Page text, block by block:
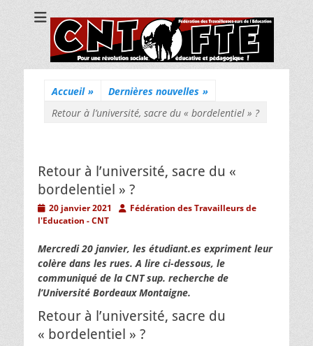
CNT Fédération
des
Travailleuses/eurs
de l'Education
Pour une révolution sociale, éducative et pédagogique !
Accueil » Dernières nouvelles »
Retour à l’université, sacre du « bordelentiel » ?
Retour à l’université, sacre du «
bordelentiel » ?
Posted
on
20 janvier 2021 AuthorFédération des Travailleurs de
l'Education - CNT
Mercredi 20 janvier, les étudiant.es expriment leur
colère dans les rues. A lire ci-dessous, le
communiqué de la CNT sup. recherche de
l’Université Bordeaux Montaigne.
Retour à l’université, sacre du
« bordelentiel » ?